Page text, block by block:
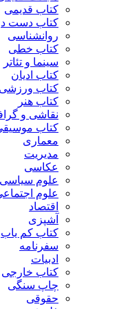
کتاب قدیمی
کتاب دست
روانشناسی
کتاب خطی
سینما و تئاتر
کتاب ادیان
کتاب ورزشی
کتاب هنر
نقاشی و
کتاب
معماری
مدیریت
عکاسی
علوم سیاسی
علوم
اقتصاد
آشپزی
کتاب کم یاب
سفرنامه
ادبیات
کتاب خارجی
چاپ سنگی
حقوقی